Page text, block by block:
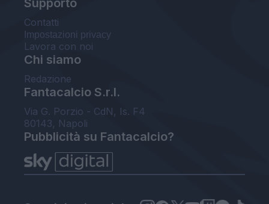
Contatti
Impostazioni privacy
Lavora con noi
Chi siamo
Redazione
Fantacalcio S.r.l.
Via G. Porzio - CdN, Is. F4
80143, Napoli
Pubblicità su Fantacalcio?